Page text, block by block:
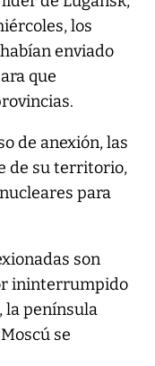
los
enviado
que
de anexión, las
de su territorio,
para
son
ininterrumpido
la península
se